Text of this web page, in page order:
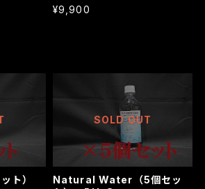
¥9,900
ト）
SOLD OUT
Natural Water（5個セッ